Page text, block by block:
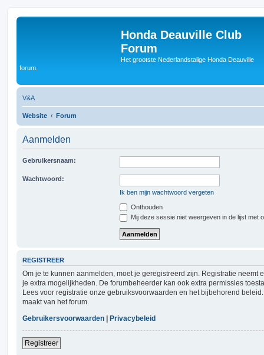
Honda Deauville Club
Forum
Het grootste Nederlandstalige Honda Deauville
forum.
V&A
Website Forum
Aanmelden
Gebruikersnaam:
Wachtwoord:
Ik ben mijn wachtwoord vergeten
Onthouden
Mij deze sessie niet weergeven in de lijst met
REGISTREER
Om je te kunnen aanmelden, moet je geregistreerd zijn. Registratie neemt
je extra mogelijkheden. De forumbeheerder kan ook extra permissies
Lees voor registratie onze gebruiksvoorwaarden en het bijbehorend
maakt van het forum.
Gebruikersvoorwaarden
Privacybeleid
Registreer